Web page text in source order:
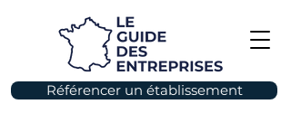
Référencer un établissement